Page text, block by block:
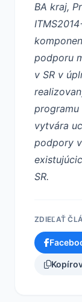
BA kraj,
podporu
v SR v
programu
vytvára
podpory
SR.
ZDIEĽAŤ